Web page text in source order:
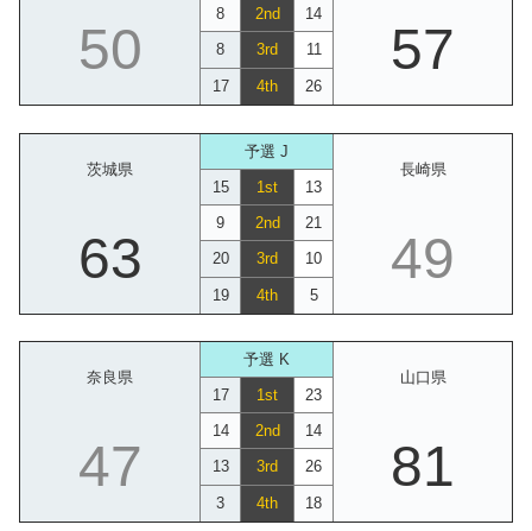
50
8 2nd 14
57
8 3rd 11
17 4th 26
茨城県
予選 J
長崎県
15
1st 13
63
9 2nd 21
49
20 3rd 10
19 4th 5
奈良県
予選 K
山口県
17
1st 23
47
14 2nd 14
81
13 3rd 26
3 4th 18